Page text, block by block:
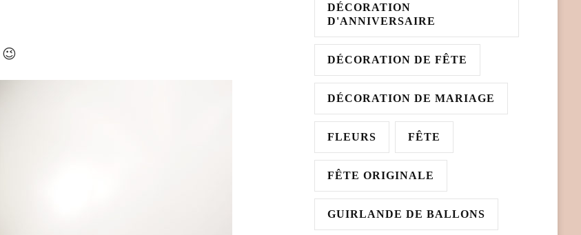
😉
DÉCORATION
D'ANNIVERSAIRE
DÉCORATION DE FÊTE
DÉCORATION DE MARIAGE
FLEURS FÊTE
FÊTE ORIGINALE
GUIRLANDE DE BALLONS